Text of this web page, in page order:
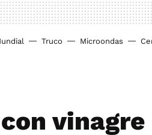
Truco Microondas
vinagre